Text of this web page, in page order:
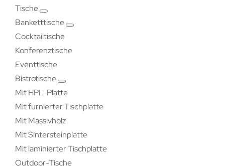
Tische
Banketttische
Cocktailtische
Konferenztische
Eventtische
Bistrotische
Mit HPL-Platte
Mit furnierter Tischplatte
Mit Massivholz
Mit Sintersteinplatte
Mit laminierter Tischplatte
Outdoor-Tische